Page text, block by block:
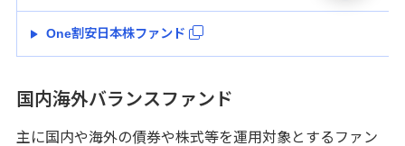
One割安日本株ファンド
国内海外バランスファンド
主に国内や海外の債券や株式等を運用対象とするファン